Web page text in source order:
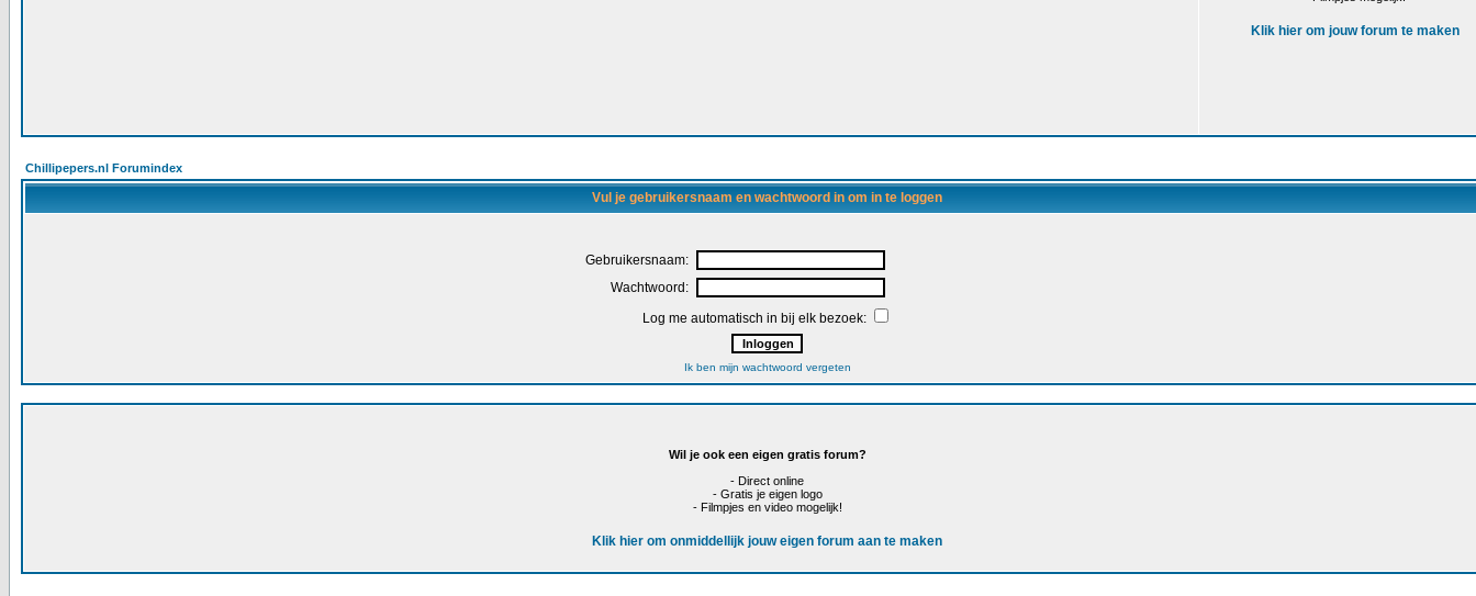
Klik hier om jouw forum te maken
Chillipepers.nl Forumindex
Vul je gebruikersnaam en wachtwoord in om in te loggen
Gebruikersnaam:
Wachtwoord:
Log me automatisch in bij elk bezoek:
Ik ben mijn wachtwoord vergeten
Wil je ook een eigen gratis forum?
- Direct online
- Gratis je eigen logo
- Filmpjes en video mogelijk!
Klik hier om onmiddellijk jouw eigen forum aan te maken